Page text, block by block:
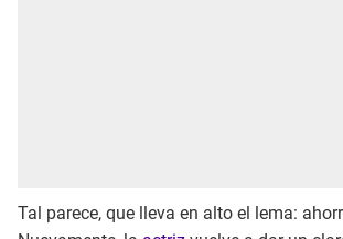
Tal parece, que lleva en alto el lema: